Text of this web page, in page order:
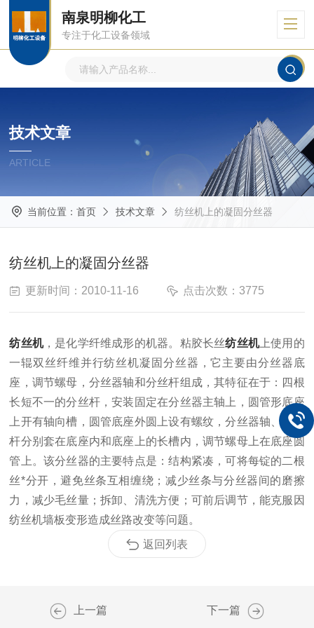
南泉明柳化工
专注于化工设备领域
技术文章
ARTICLE
当前位置： 首页 技术文章 纺丝机上的凝固分丝器
纺丝机上的凝固分丝器
更新时间：2010-11-16 点击次数：3775
纺丝机，是化学纤维成形的机器。 粘胶长丝纺丝机上使用的
一辊双丝纤维并行纺丝机凝固分丝器，它主要由分丝器底
座，调节螺母，分丝器轴和分丝杆组成，其特征在于：四根
长短不一的分丝杆，安装固定在分丝器主轴上，圆管形底座
上开有轴向槽，圆管底座外圆上设有螺纹，分丝器轴、分丝
杆分别套在底座内和底座上的长槽内，调节螺母上在底座圆
管上。该分丝器的主要特点是：结构紧凑，可将每锭的二根
丝*分开，避免丝条互相缠绕；减少丝条与分丝器间的磨擦
力，减少毛丝量；拆卸、清洗方便；可前后调节，能克服因
纺丝机墙板变形造成丝路改变等问题。
返回列表
上一篇 下一篇